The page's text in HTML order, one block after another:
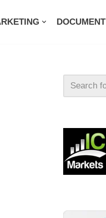
DOCUMENT